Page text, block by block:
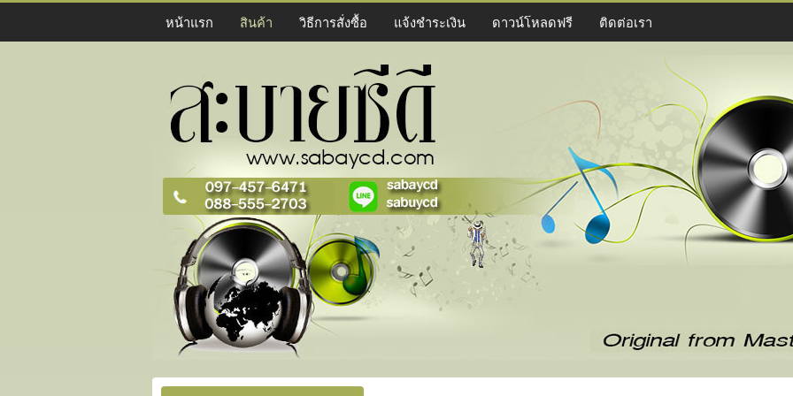
หน้าแรก สินค้า วิธีการสั่งซื้อ แจ้งชำระเงิน ดาวน์โหลดฟรี ติดต่อเรา